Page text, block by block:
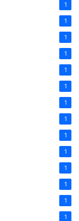
1
1
1
1
1
1
1
1
1
1
1
1
1
1